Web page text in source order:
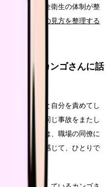
メントや安全衛生の体制が整
られる職場の見方を整理する
は、まずカンゴさんに話
惑をかけたと自分を責めてし
れない」「同じ事故をまたし
した気持ちは、職場の同僚に
てしまうと感じて、ひとりで